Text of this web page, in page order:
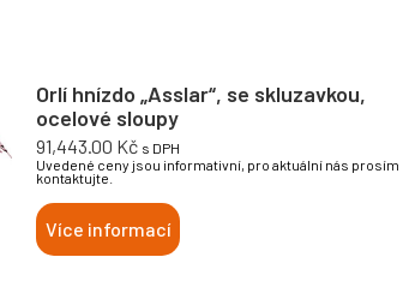
Orlí hnízdo „Asslar“, se skluzavkou,
ocelové sloupy
91,443.00 Kč s DPH
Uvedené ceny jsou informativní, pro aktuální nás prosím
kontaktujte.
Více informací